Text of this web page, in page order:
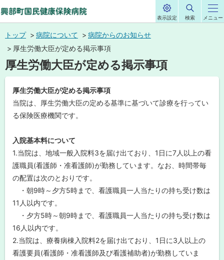
へ
メ
興部町国民健康保
険病院
メニュー
表示設定 検索
トップ 病院について
病院からのお知らせ
厚生労働大臣が定める掲示事項
厚生労働大臣が定める掲示事項
厚生労働大臣が定める掲示事項
当院は、厚生労働大臣の定める基準に基づいて診療を行ってい
る保険医療機関です。
入院基本料について
1.当院は、地域一般入院料3を届け出ており、1日に7人以上の看
護職員(看護師・准看護師)が勤務しています。なお、時間帯毎
の配置は次のとおりです。
・朝9時～夕方5時まで、看護職員一人当たりの持ち受け数は
11人以内です。
・夕方5時～朝9時まで、看護職員一人当たりの持ち受け数は
16人以内です。
2.当院は、療養病棟入院料2を届け出ており、1日に3人以上の
看護要員(看護師・准看護師及び看護補助者)が勤務していま